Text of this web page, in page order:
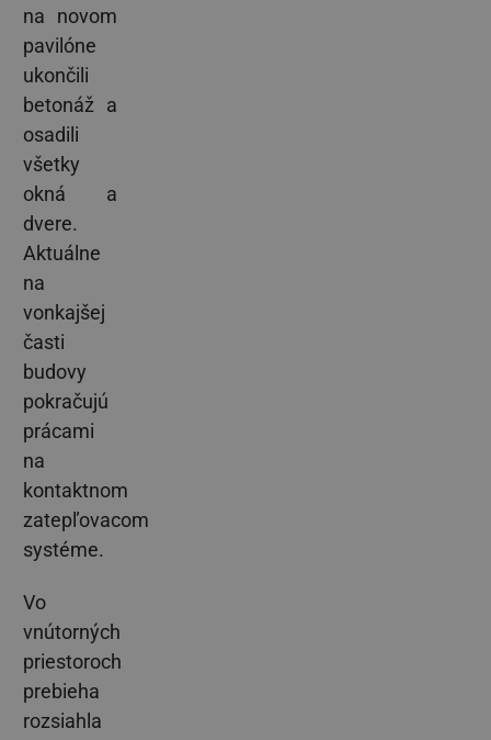
na novom
pavilóne
ukončili
betonáž a
osadili
všetky
okná a
dvere.
Aktuálne
na
vonkajšej
časti
budovy
pokračujú
prácami
na
kontaktnom
zatepľovacom
systéme.
Vo
vnútorných
priestoroch
prebieha
rozsiahla